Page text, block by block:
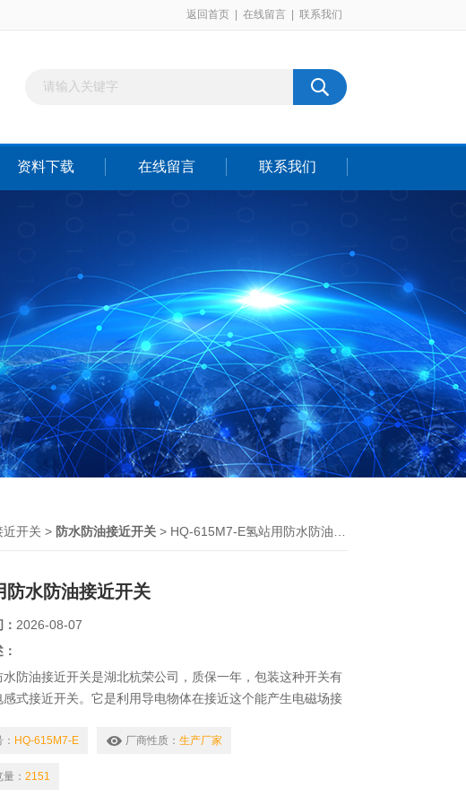
返回首页 在线留言 联系我们
资料下载 在线留言 联系我们
近开关 > 防水防油接近开关 > HQ-615M7-E氢站用防水防油接近开关
防水防油接近开关
2026-08-07
水防油接近开关是湖北杭荣公司，质保一年，包装这种开关有
感式接近开关。它是利用导电物体在接近这个能产生电磁场接
HQ-615M7-E 厂商性质： 生产厂家
： 2151